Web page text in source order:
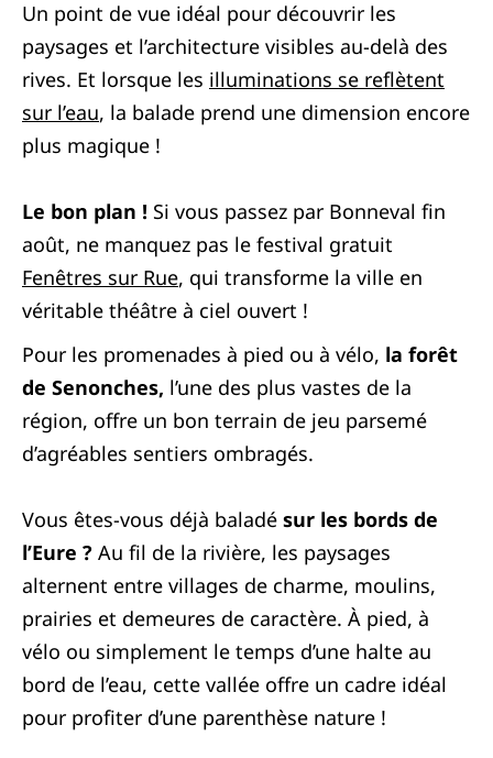
Un point de vue idéal pour découvrir les
paysages et l’architecture visibles au-delà des
rives. Et lorsque les illuminations se reflètent
sur l’eau, la balade prend une dimension encore
plus magique !
Le bon plan ! Si vous passez par Bonneval fin
août, ne manquez pas le festival gratuit
Fenêtres sur Rue, qui transforme la ville en
véritable théâtre à ciel ouvert !
Pour les promenades à pied ou à vélo, la forêt
de Senonches, l’une des plus vastes de la
région, offre un bon terrain de jeu parsemé
d’agréables sentiers ombragés.
Vous êtes-vous déjà baladé sur les bords de
l’Eure ? Au fil de la rivière, les paysages
alternent entre villages de charme, moulins,
prairies et demeures de caractère. À pied, à
vélo ou simplement le temps d’une halte au
bord de l’eau, cette vallée offre un cadre idéal
pour profiter d’une parenthèse nature !